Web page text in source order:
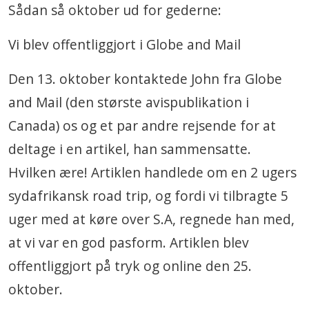
Sådan så oktober ud for gederne:
Vi blev offentliggjort i Globe and Mail
Den 13. oktober kontaktede John fra Globe
and Mail (den største avispublikation i
Canada) os og et par andre rejsende for at
deltage i en artikel, han sammensatte.
Hvilken ære! Artiklen handlede om en 2 ugers
sydafrikansk road trip, og fordi vi tilbragte 5
uger med at køre over S.A, regnede han med,
at vi var en god pasform. Artiklen blev
offentliggjort på tryk og online den 25.
oktober.